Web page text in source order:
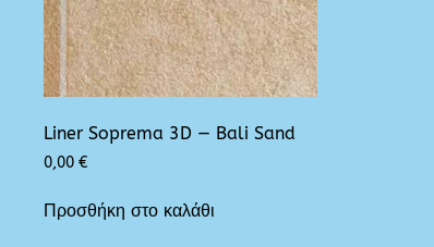
Liner Soprema 3D — Bali Sand
0,00€
Προσθήκη στο καλάθι